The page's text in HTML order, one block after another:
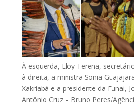
À esquerda, Eloy Terena,
à direita, a ministra Sonia
Xakriabá e a presidente da Funai,
Antônio Cruz – Bruno Peres/